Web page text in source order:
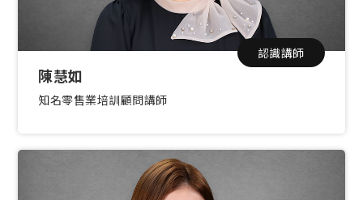
認識講師
陳慧如
知名零售業培訓顧問講師